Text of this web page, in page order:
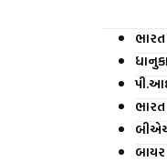
ધાનુકા
ભારત
બાયર